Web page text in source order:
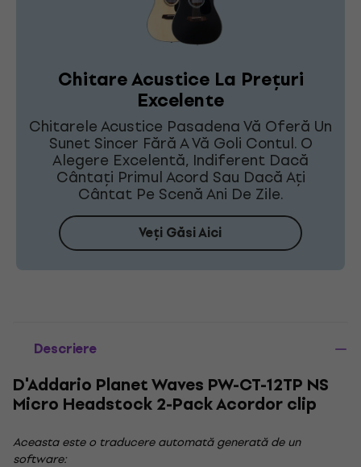
Chitare Acustice La Prețuri
Excelente
Chitarele Acustice Pasadena Vă Oferă Un
Sunet Sincer Fără A Vă Goli Contul. O
Alegere Excelentă, Indiferent Dacă
Cântați Primul Acord Sau Dacă Ați
Cântat Pe Scenă Ani De Zile.
Veți Găsi Aici
Descriere
D'Addario Planet Waves PW-CT-12TP NS
Micro Headstock 2-Pack Acordor clip
Aceasta este o traducere automată generată de un
software: